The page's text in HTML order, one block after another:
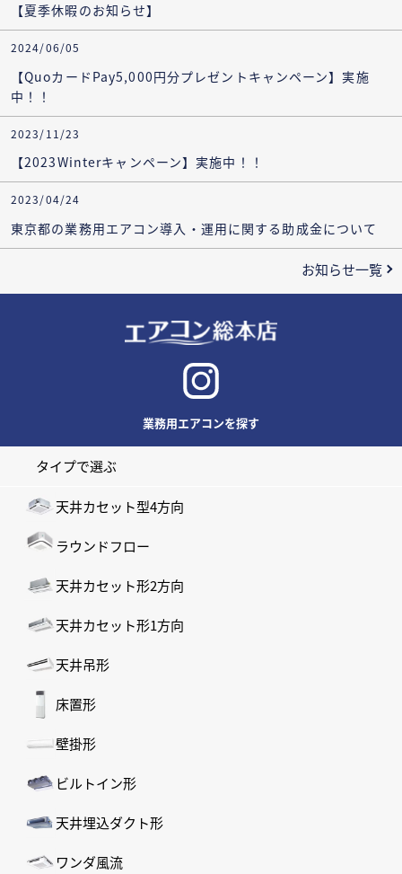
【夏季休暇のお知らせ】
2024/06/05
【QuoカードPay5,000円分プレゼントキャンペーン】実施
中！！
2023/11/23
【2023Winterキャンペーン】実施中！！
2023/04/24
東京都の業務用エアコン導入・運用に関する助成金について
お知らせ一覧
業務用エアコンを探す
タイプで選ぶ
天井カセット型4方向
ラウンドフロー
天井カセット形2方向
天井カセット形1方向
天井吊形
床置形
壁掛形
ビルトイン形
天井埋込ダクト形
ワンダ風流